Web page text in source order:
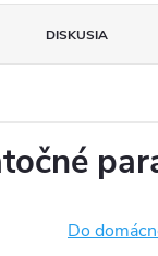
DISKUSIA
Do